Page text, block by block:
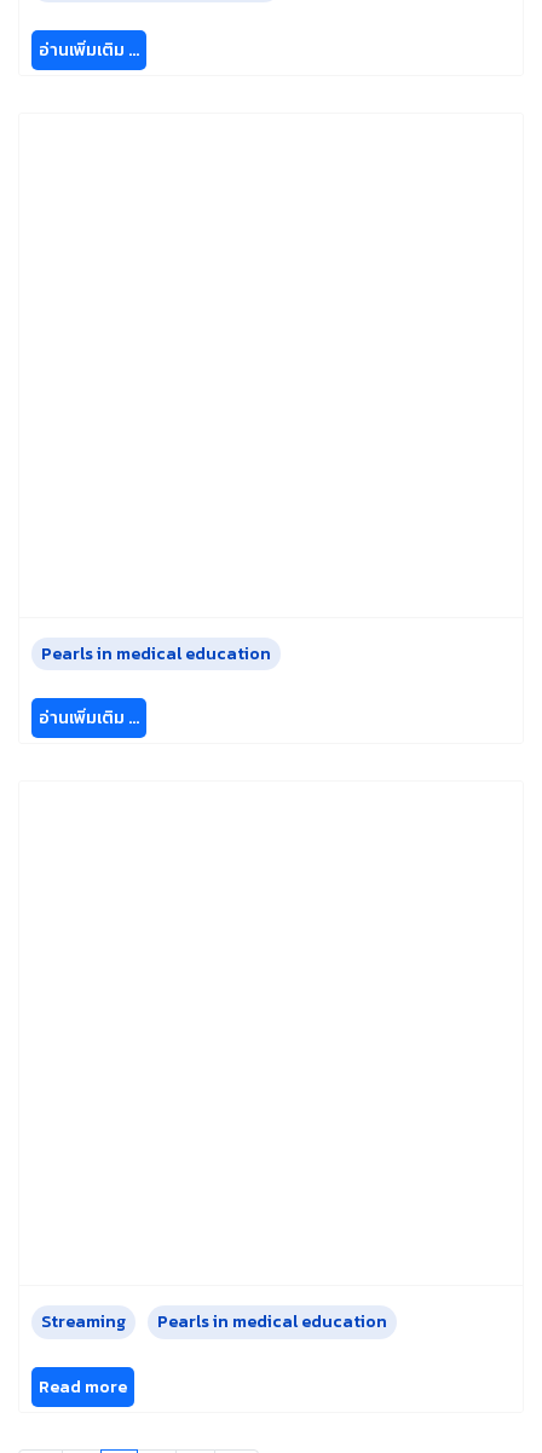
อ่านเพิ่มเติม …
Pearls in medical education
อ่านเพิ่มเติม …
Streaming Pearls in medical education
Read more